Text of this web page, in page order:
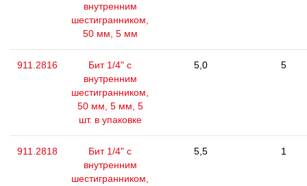
внутренним
шестигранником,
50 мм, 5 мм
911.2816
Бит 1/4" с
внутренним
шестигранником,
50 мм, 5 мм, 5
шт. в упаковке
5,0 5
911.2818
Бит 1/4" с
внутренним
шестигранником,
5,5 1